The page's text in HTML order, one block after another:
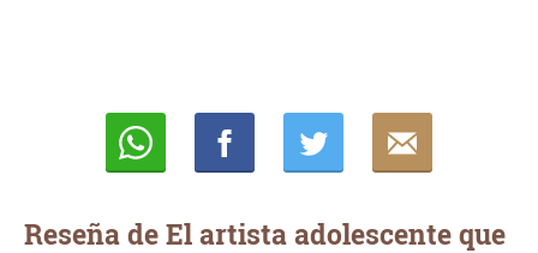
Reseña de El artista adolescente que